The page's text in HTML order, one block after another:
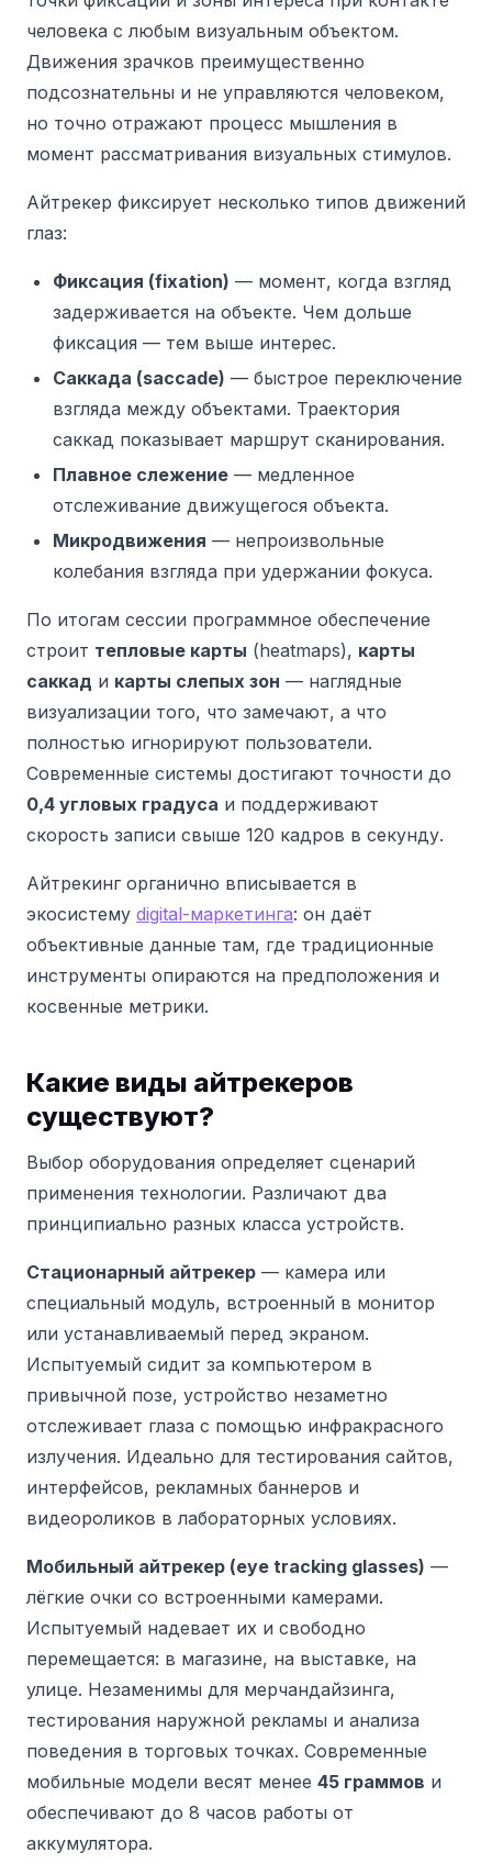
человека с любым визуальным объектом.
Движения зрачков преимущественно
подсознательны и не управляются человеком,
но точно отражают процесс мышления в
момент рассматривания визуальных стимулов.
Айтрекер фиксирует несколько типов движений
глаз:
Фиксация (fixation) — момент, когда взгляд
задерживается на объекте. Чем дольше
фиксация — тем выше интерес.
Саккада (saccade) — быстрое переключение
взгляда между объектами. Траектория
саккад показывает маршрут сканирования.
Плавное слежение — медленное
отслеживание движущегося объекта.
Микродвижения — непроизвольные
колебания взгляда при удержании фокуса.
По итогам сессии программное обеспечение
строит тепловые карты (heatmaps), карты
саккад и карты слепых зон — наглядные
визуализации того, что замечают, а что
полностью игнорируют пользователи.
Современные системы достигают точности до
0,4 угловых градуса и поддерживают
скорость записи свыше 120 кадров в секунду.
Айтрекинг органично вписывается в
экосистему digital-маркетинга: он даёт
объективные данные там, где традиционные
инструменты опираются на предположения и
косвенные метрики.
Какие виды айтрекеров
существуют?
Выбор оборудования определяет сценарий
применения технологии. Различают два
принципиально разных класса устройств.
Стационарный айтрекер — камера или
специальный модуль, встроенный в монитор
или устанавливаемый перед экраном.
Испытуемый сидит за компьютером в
привычной позе, устройство незаметно
отслеживает глаза с помощью инфракрасного
излучения. Идеально для тестирования сайтов,
интерфейсов, рекламных баннеров и
видеороликов в лабораторных условиях.
Мобильный айтрекер (eye tracking glasses) —
лёгкие очки со встроенными камерами.
Испытуемый надевает их и свободно
перемещается: в магазине, на выставке, на
улице. Незаменимы для мерчандайзинга,
тестирования наружной рекламы и анализа
поведения в торговых точках. Современные
мобильные модели весят менее 45 граммов и
обеспечивают до 8 часов работы от
аккумулятора.